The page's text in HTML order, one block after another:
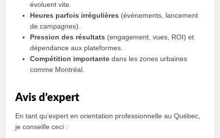
évoluent vite.
Heures parfois irrégulières (événements, lancement
de campagnes).
Pression des résultats (engagement, vues, ROI) et
dépendance aux plateformes.
Compétition importante dans les zones urbaines
comme Montréal.
Avis d’expert
En tant qu’expert en orientation professionnelle au Québec,
je conseille ceci :